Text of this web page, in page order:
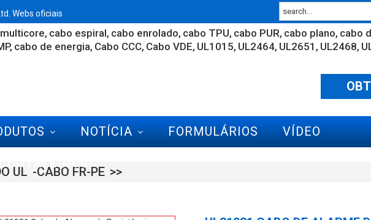
Webs oficiais
cabo espiral cabo enrolado cabo TPU cabo PUR cabo plano cabo
cabo de energia Cabo CCC Cabo VDE UL1015 UL2464 UL2651 UL2468
NOTÍCIA FORMULÁRIOS VÍDEO
UL CABO FR-PE